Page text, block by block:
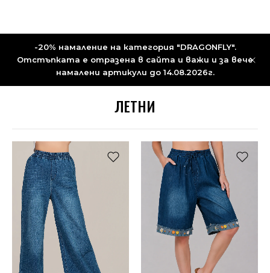
-20% намаление на категория "DRAGONFLY".
Отстъпката е отразена в сайта и важи и за вече
намалени артикули до 14.08.2026г.
ЛЕТНИ
НОВО